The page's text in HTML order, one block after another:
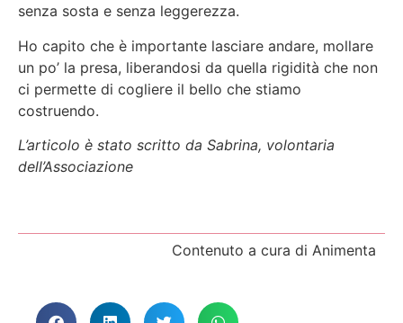
senza sosta e senza leggerezza.
Ho capito che è importante lasciare andare, mollare
un po’ la presa, liberandosi da quella rigidità che non
ci permette di cogliere il bello che stiamo
costruendo.
L’articolo è stato scritto da Sabrina, volontaria
dell’Associazione
Contenuto a cura di Animenta